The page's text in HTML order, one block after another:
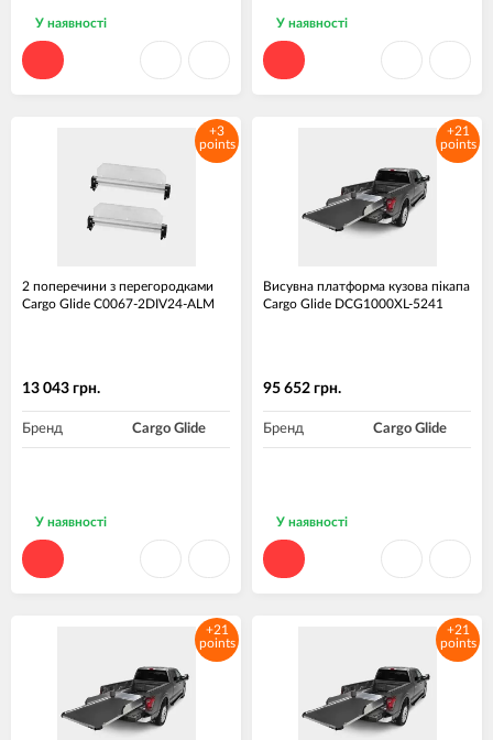
У наявності У наявності
+3
points
2 поперечини з перегородками
Cargo Glide C0067-2DIV24-ALM
13 043 грн.
Бренд Cargo Glide
У наявності
+21
points
Висувна платформа кузова пікапа
Cargo Glide DCG1000XL-5241
95 652 грн.
Бренд Cargo Glide
У наявності
+21
points
+21
points